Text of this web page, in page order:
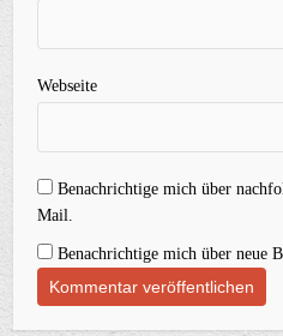
Webseite
Benachrichtige mich über
Mail.
Benachrichtige mich über neue